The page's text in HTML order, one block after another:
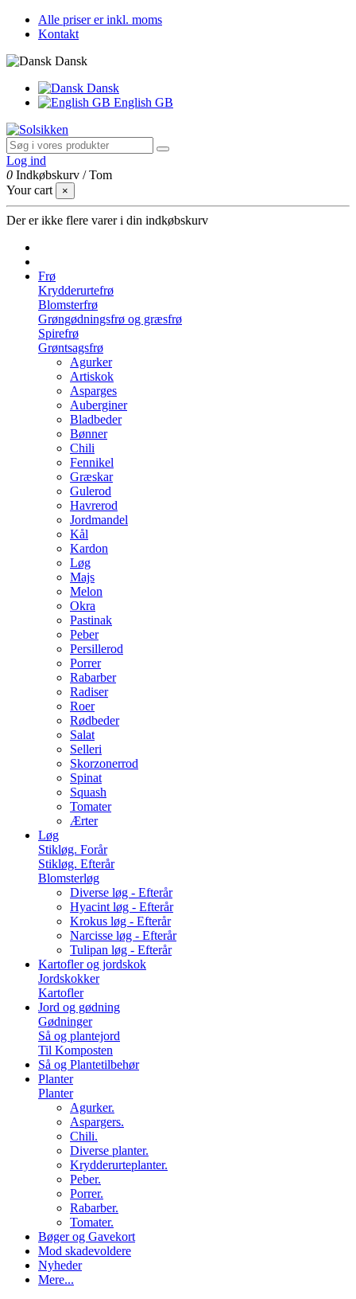
Alle priser er inkl. moms
Kontakt
Dansk
Dansk
English GB
Log ind
0 Indkøbskurv /Tom
Your cart
×
Der er ikke flere varer i din indkøbskurv
Frø
Krydderurtefrø
Blomsterfrø
Grøngødningsfrø og græsfrø
Spirefrø
Grøntsagsfrø
Agurker
Artiskok
Asparges
Auberginer
Bladbeder
Bønner
Chili
Fennikel
Græskar
Gulerod
Havrerod
Jordmandel
Kål
Kardon
Løg
Majs
Melon
Okra
Pastinak
Peber
Persillerod
Porrer
Rabarber
Radiser
Roer
Rødbeder
Salat
Selleri
Skorzonerrod
Spinat
Squash
Tomater
Ærter
Løg
Stikløg. Forår
Stikløg. Efterår
Blomsterløg
Diverse løg - Efterår
Hyacint løg - Efterår
Krokus løg - Efterår
Narcisse løg - Efterår
Tulipan løg - Efterår
Kartofler og jordskok
Jordskokker
Kartofler
Jord og gødning
Gødninger
Så og plantejord
Til Komposten
Så og Plantetilbehør
Planter
Planter
Agurker.
Aspargers.
Chili.
Diverse planter.
Krydderurteplanter.
Peber.
Porrer.
Rabarber.
Tomater.
Bøger og Gavekort
Mod skadevoldere
Nyheder
Mere...